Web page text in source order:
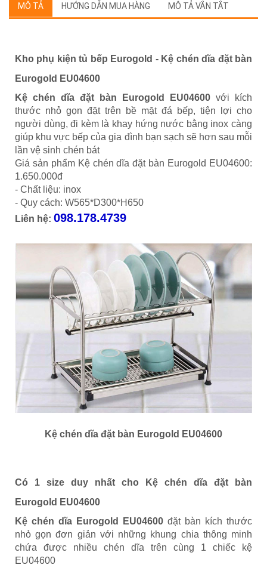
MÔ TẢ HƯỚNG DẪN MUA HÀNG MÔ TẢ VẮN TẮT
Kho phụ kiện tủ bếp Eurogold - Kệ chén dĩa đặt bàn
Eurogold EU04600
Kệ chén dĩa đặt bàn Eurogold EU04600 với kích
thước nhỏ gọn đặt trên bề mặt đá bếp, tiện lợi cho
người dùng, đi kèm là khay hứng nước bằng inox càng
giúp khu vực bếp của gia đình bạn sạch sẽ hơn sau mỗi
lần vệ sinh chén bát
Giá sản phẩm Kệ chén dĩa đặt bàn Eurogold EU04600:
1.650.000đ
- Chất liệu: inox
- Quy cách: W565*D300*H650
Liên hệ: 098.178.4739
Kệ chén dĩa đặt bàn Eurogold EU04600
Có 1 size duy nhất cho Kệ chén dĩa đặt bàn
Eurogold EU04600
Kệ chén dĩa Eurogold EU04600 đặt bàn kích thước
nhỏ gọn đơn giản với những khung chia thông minh
chứa được nhiều chén dĩa trên cùng 1 chiếc kệ
EU04600